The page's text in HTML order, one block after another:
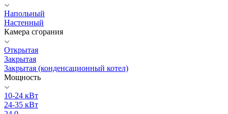
Напольный
Настенный
Камера сгорания
Открытая
Закрытая
Закрытая (конденсационный котел)
Мощность
10-24 кВт
24-35 кВт